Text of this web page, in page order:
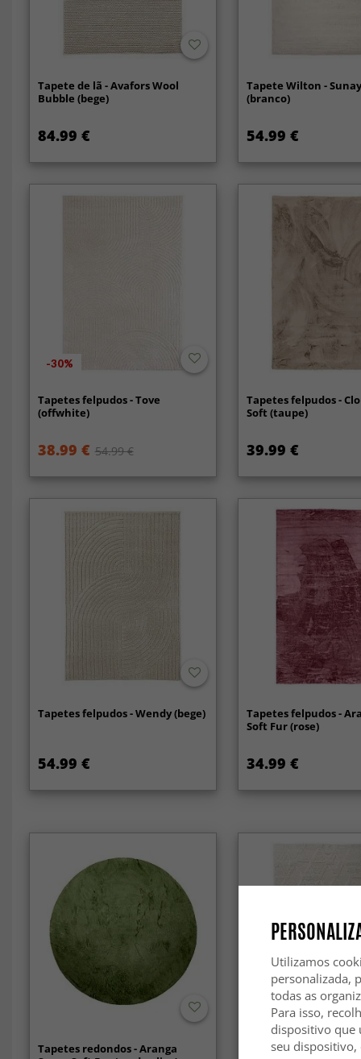
Tapete de lã - Avafors Wool
Bubble (bege)
84.99 €
Tapete Wilton -
(branco)
54.99 €
-30%
Tapetes felpudos - Tove
(offwhite)
38.99 € 54.99 €
Tapetes felpudos -
Soft (taupe)
39.99 €
Tapetes felpudos - Wendy (bege)
54.99 €
Tapetes felpudos -
Soft Fur (rose)
34.99 €
Tapetes redondos - Aranga
-50%
Tapetes felpudos -
Utilizamos
personalizada,
todas as
Para isso,
dispositivo que
seu